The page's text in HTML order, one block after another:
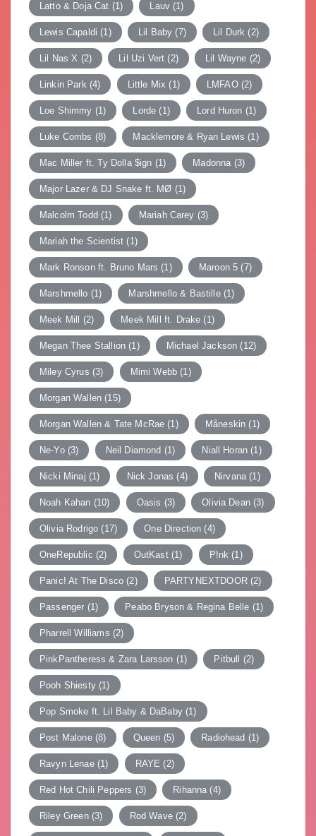
Latto & Doja Cat (1) Lauv (1)
Lewis Capaldi (1) Lil Baby (7) Lil Durk (2)
Lil Nas X (2) Lil Uzi Vert (2) Lil Wayne (2)
Linkin Park (4) Little Mix (1) LMFAO(2)
Loe Shimmy (1) Lorde (1) Lord Huron (1)
Luke Combs (8) Macklemore & Ryan Lewis (1)
Mac Miller ft. Ty Dolla $ign (1) Madonna (3)
Major Lazer & DJ Snake ft. MØ (1)
Malcolm Todd (1) Mariah Carey (3)
Mariah the Scientist (1)
Mark Ronson ft. Bruno Mars (1) Maroon 5 (7)
Marshmello (1) Marshmello & Bastille(1)
Meek Mill (2) Meek Mill ft. Drake (1)
Megan Thee Stallion (1) Michael Jackson (12)
Miley Cyrus (3) Mimi Webb (1)
Morgan Wallen (15)
Morgan Wallen & Tate McRae (1) Måneskin (1)
Ne-Yo(3) Neil Diamond (1) Niall Horan (1)
Nicki Minaj (1) Nick Jonas (4) Nirvana (1)
Noah Kahan (10) Oasis (3) Olivia Dean(3)
Olivia Rodrigo (17) One Direction (4)
OneRepublic (2) OutKast(1) P!nk (1)
Panic! At The Disco (2) PARTYNEXTDOOR(2)
Passenger (1) Peabo Bryson & Regina Belle (1)
Pharrell Williams (2)
PinkPantheress & Zara Larsson (1) Pitbull (2)
Pooh Shiesty(1)
Pop Smoke ft. Lil Baby & DaBaby(1)
Post Malone(8) Queen (5) Radiohead (1)
Ravyn Lenae(1) RAYE (2)
Red Hot Chili Peppers (3) Rihanna (4)
Riley Green(3) Rod Wave(2)